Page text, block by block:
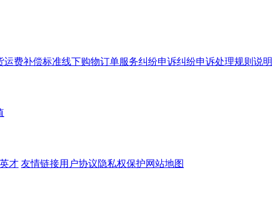
运费补偿标准线下购物订单服务纠纷申诉纠纷申诉处理规则说明
才 友情链接用户协议隐私权保护网站地图